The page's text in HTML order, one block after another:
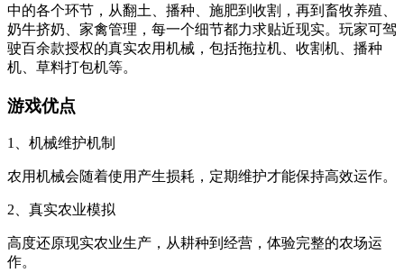
中的各个环节，从翻土、播种、施肥到收割，再到畜牧养殖、
奶牛挤奶、家禽管理，每一个细节都力求贴近现实。玩家可驾
驶百余款授权的真实农用机械，包括拖拉机、收割机、播种
机、草料打包机等。
游戏优点
1、机械维护机制
农用机械会随着使用产生损耗，定期维护才能保持高效运作。
2、真实农业模拟
高度还原现实农业生产，从耕种到经营，体验完整的农场运
作。